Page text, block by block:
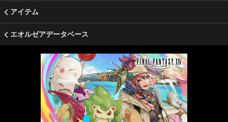
アイテム
エオルゼアデータベース